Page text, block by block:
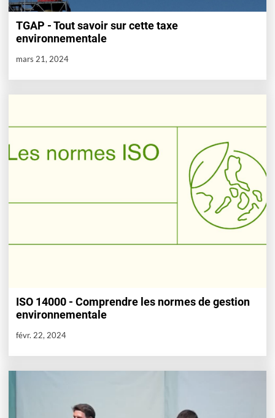
TGAP - Tout savoir sur cette taxe
environnementale
mars 21, 2024
ISO 14000 - Comprendre les normes de gestion
environnementale
févr. 22, 2024